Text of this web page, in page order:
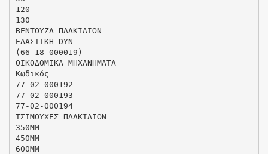
120
130
ΒΕΝΤΟΥΖΑ ΠΛΑΚΙΔΙΩΝ
ΕΛΑΣΤΙΚΗ DYN
(66-18-000019)
ΟΙΚΟΔΟΜΙΚΑ ΜΗΧΑΝΗΜΑΤΑ
Κωδικός
77-02-000192
77-02-000193
77-02-000194
ΤΣΙΜΟΥΧΕΣ ΠΛΑΚΙΔΙΩΝ
350ΜΜ
450ΜΜ
600ΜΜ